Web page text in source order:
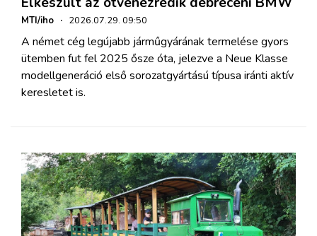
MTI/iho · 2026.07.29. 09:50
A német cég legújabb járműgyárának termelése gyors
ütemben fut fel 2025 ősze óta, jelezve a Neue Klasse
modellgeneráció első sorozatgyártású típusa iránti aktív
keresletet is.